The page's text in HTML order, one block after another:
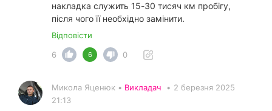
накладка служить 15-30 тисяч км пробігу,
після чого її необхідно замінити.
Відповісти
6
6 0
Микола Яценюк • Викладач • 2 березня 2025
21:13